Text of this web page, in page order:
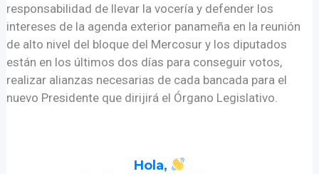
responsabilidad de llevar la vocería y defender los
intereses de la agenda exterior panameña en la reunión
de alto nivel del bloque del Mercosur y los diputados
están en los últimos dos días para conseguir votos,
realizar alianzas necesarias de cada bancada para el
nuevo Presidente que dirijirá el Órgano Legislativo.
Hola,